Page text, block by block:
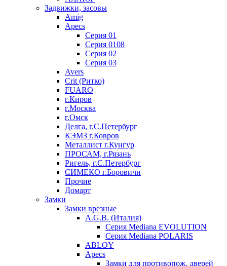
Задвижки, засовы
Amig
Apecs
Серия 01
Серия 0108
Серия 02
Серия 03
Avers
Crit (Ритко)
FUARO
г.Киров
г.Москва
г.Омск
Делга, г.С.Петербург
КЭМЗ г.Ковров
Металлист г.Кунгур
ПРОСАМ, г.Рязань
Ригель, г.С.Петербург
СИМЕКО г.Боровичи
Прочие
Домарт
Замки
Замки врезные
A.G.B. (Италия)
Серия Mediana EVOLUTION
Серия Mediana POLARIS
ABLOY
Apecs
Замки для противопож. дверей